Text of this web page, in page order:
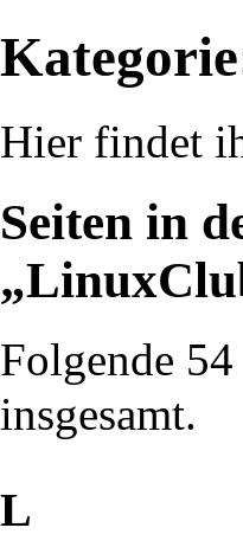
Hier findet
Seiten in
Folgende
insgesamt.
L